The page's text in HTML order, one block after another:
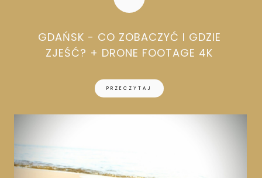
GDAŃSK - CO ZOBACZYĆ I GDZIE
ZJEŚĆ? + DRONE FOOTAGE 4K
PRZECZYTAJ